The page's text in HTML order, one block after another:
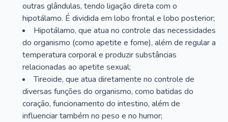
outras glândulas, tendo ligação direta com o
hipotálamo. É dividida em lobo frontal e lobo posterior;
Hipotálamo, que atua no controle das necessidades
do organismo (como apetite e fome), além de regular a
temperatura corporal e produzir substâncias
relacionadas ao apetite sexual;
Tireoide, que atua diretamente no controle de
diversas funções do organismo, como batidas do
coração, funcionamento do intestino, além de
influenciar também no peso e no humor;